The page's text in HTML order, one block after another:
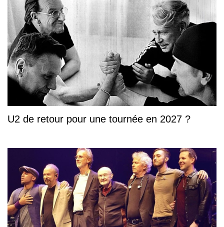
U2 de retour pour une tournée en 2027 ?